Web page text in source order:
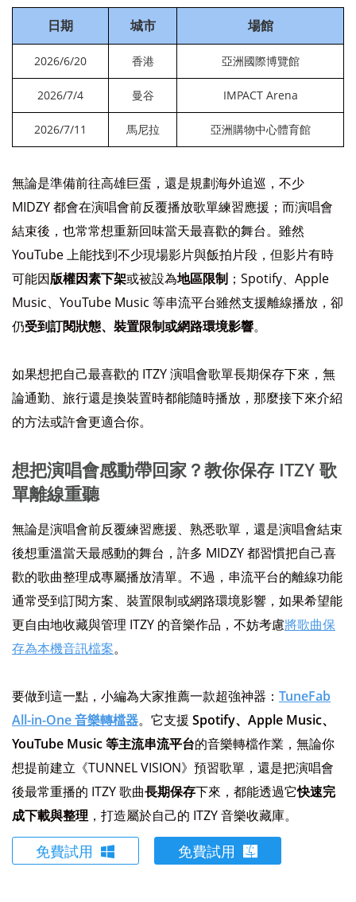
日期 城市 場館
2026/6/20 香港 亞洲國際博覽館
2026/7/4 曼谷 IMPACT Arena
2026/7/11 馬尼拉 亞洲購物中心體育館
無論是準備前往高雄巨蛋，還是規劃海外追巡，不少
MIDZY 都會在演唱會前反覆播放歌單練習應援；而演唱會
結束後，也常常想重新回味當天最喜歡的舞台。雖然
YouTube 上能找到不少現場影片與飯拍片段，但影片有時
可能因版權因素下架或被設為地區限制 ；Spotify、Apple
Music、YouTube Music 等串流平台雖然支援離線播放，卻
仍受到訂閱狀態、裝置限制或網路環境影響。
如果想把自己最喜歡的 ITZY 演唱會歌單長期保存下來，無
論通勤、旅行還是換裝置時都能隨時播放，那麼接下來介紹
的方法或許會更適合你。
想把演唱會感動帶回家？教你保存 ITZY 歌
單離線重聽
無論是演唱會前反覆練習應援、熟悉歌單，還是演唱會結束
後想重溫當天最感動的舞台，許多 MIDZY 都習慣把自己喜
歡的歌曲整理成專屬播放清單。不過，串流平台的離線功能
通常受到訂閱方案、裝置限制或網路環境影響，如果希望能
更自由地收藏與管理 ITZY 的音樂作品，不妨考慮將歌曲保
存為本機音訊檔案。
要做到這一點，小編為大家推薦一款超強神器： TuneFab
All-in-One 音樂轉檔器。它支援 Spotify、Apple Music、
YouTube Music 等主流串流平台的音樂轉檔作業，無論你
想提前建立《TUNNEL VISION》預習歌單，還是把演唱會
後最常重播的 ITZY 歌曲長期保存下來，都能透過它快速完
成下載與整理 ，打造屬於自己的 ITZY 音樂收藏庫。
免費試用 免費試用